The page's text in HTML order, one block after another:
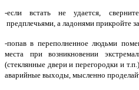
-если встать не удается,
предплечьями, а ладонями прикройте
-попав в переполненное людьми
места при возникновении
(стеклянные двери и перегородки и
аварийные выходы, мысленно